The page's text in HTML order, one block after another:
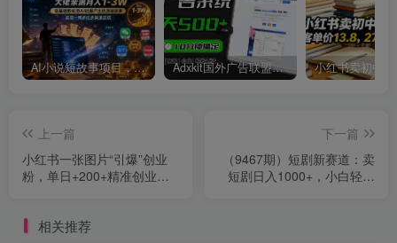
AI小说短故事项目，大佬亲测月入1-3W，零基础教你用AI批量产出优质短故事，实现一稿多吃多渠道变现 Adxkit国外广告联盟系统，一天上500+广告，让你的投放更加高效简单！
上一篇
小红书一张图片“引爆”创业
粉，单日+200+精准创业粉
下一篇
（9467期）短剧新赛道：卖
短剧日入1000+，小白轻松
相关推荐